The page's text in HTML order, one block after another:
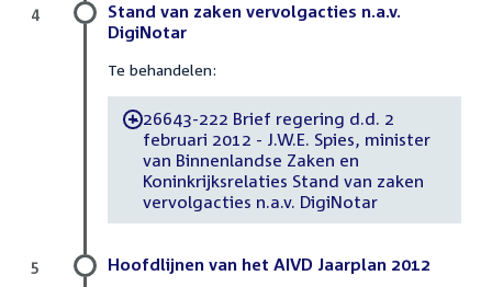
Stand van zaken vervolgacties n.a.v.
DigiNotar
Te behandelen:
-26643-222 Brief regering d.d. 2
februari 2012 - J.W.E. Spies, minister
van Binnenlandse Zaken en
Koninkrijksrelaties Stand van zaken
vervolgacties n.a.v. DigiNotar
4
Hoofdlijnen van het AIVD Jaarplan 2012
5